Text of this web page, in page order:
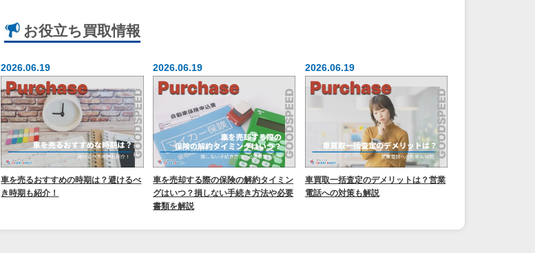
お役立ち 買取情報
2026.06.19
車を売るおすすめの時期は？避けるべ
き時期も紹介！
2026.06.19
車を売却する際の保険の解約タイミン
グはいつ？損しない手続き方法や必要
書類を解説
2026.06.19
車買取一括査定のデメリットは？営業
電話への対策も解説